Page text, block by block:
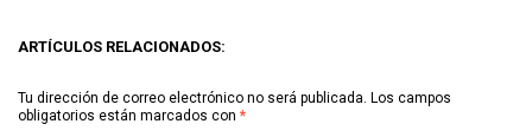
ARTÍCULOS RELACIONADOS:
Tu dirección de correo electrónico no será publicada. Los campos
obligatorios están marcados con *